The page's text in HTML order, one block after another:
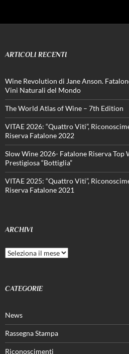
ARTICOLI RECENTI
Wine Revolution di Jane Anson.
Vini Naturali del Mondo
The World Atlas of Wine – 7th Edition
VITAE 2026: “Quattro Viti”,
Riserva Fatalone 2022
Slow Wine 2026- Fatalone Riserva Top
Prestigiosa “Bottiglia”
VITAE 2025: “Quattro Viti”,
Riserva Fatalone 2021
ARCHIVI
Archivi
CATEGORIE
News
Rassegna Stampa
Riconoscimenti